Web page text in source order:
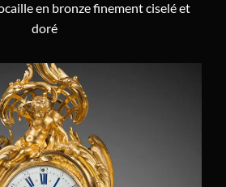
en bronze finement ciselé et
doré